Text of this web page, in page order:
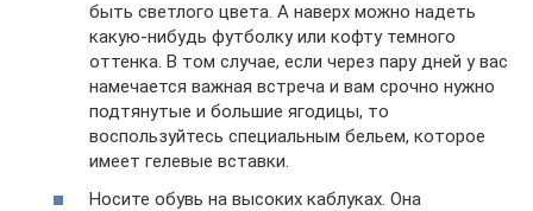
быть светлого цвета. А наверх можно надеть
какую-нибудь футболку или кофту темного
оттенка. В том случае, если через пару дней у вас
намечается важная встреча и вам срочно нужно
подтянутые и большие ягодицы, то
воспользуйтесь специальным бельем, которое
имеет гелевые вставки.
Носите обувь на высоких каблуках. Она